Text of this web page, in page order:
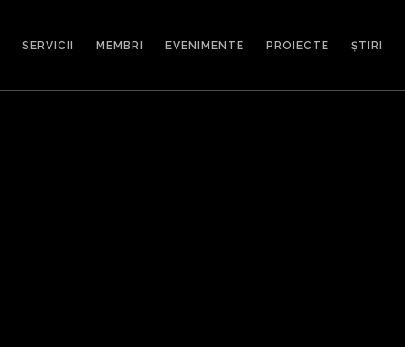
SERVICII MEMBRI EVENIMENTE PROIECTE ȘTIRI